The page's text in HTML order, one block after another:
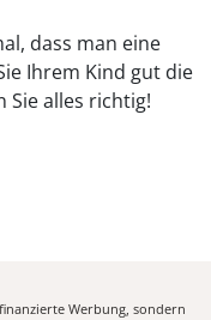
dass man eine
Ihrem Kind gut die
Sie alles richtig!
Werbung, sondern